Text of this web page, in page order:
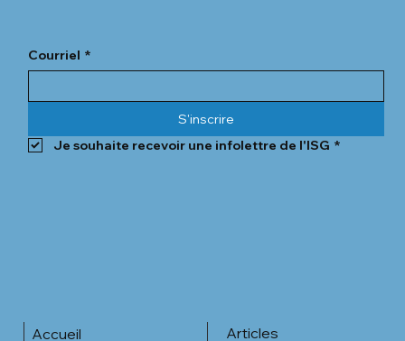
rempart d’une gouvernance éclairée
Courriel *
S'inscrire
Je souhaite recevoir une infolettre de l'ISG *
Accueil Articles